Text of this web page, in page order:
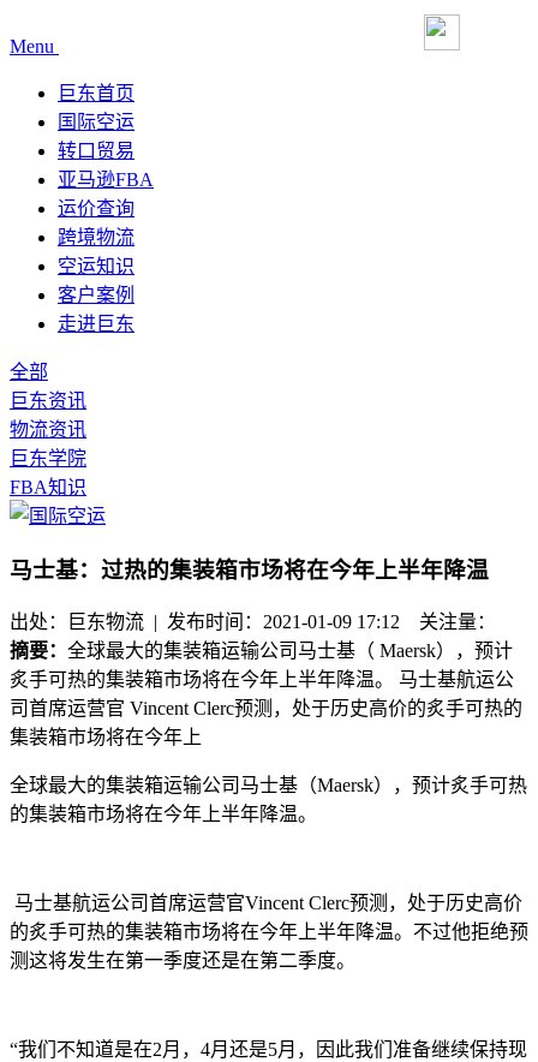
Menu
巨东首页
国际空运
转口贸易
亚马逊FBA
运价查询
跨境物流
空运知识
客户案例
走进巨东
全部
巨东资讯
物流资讯
巨东学院
FBA知识
马士基：过热的集装箱市场将在今年上半年降温
出处：巨东物流 | 发布时间：2021-01-09 17:12 关注量：
摘要： 全球最大的集装箱运输公司马士基（ Maersk），预计
炙手可热的集装箱市场将在今年上半年降温。 马士基航运公
司首席运营官 Vincent Clerc预测，处于历史高价的炙手可热的
集装箱市场将在今年上
全球最大的集装箱运输公司马士基（Maersk），预计炙手可热
的集装箱市场将在今年上半年降温。
马士基航运公司首席运营官Vincent Clerc预测，处于历史高价
的炙手可热的集装箱市场将在今年上半年降温。不过他拒绝预
测这将发生在第一季度还是在第二季度。
“我们不知道是在2月，4月还是5月，因此我们准备继续保持现